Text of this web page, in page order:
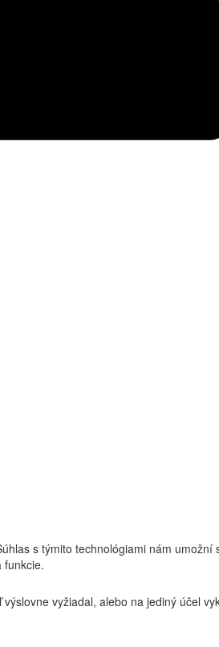
s týmito technológiami nám umožní
funkcie.
vyžiadal, alebo na jediný účel